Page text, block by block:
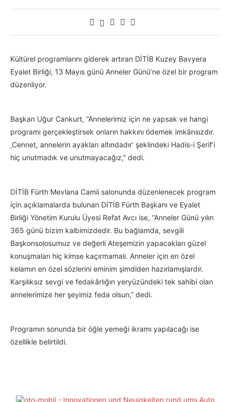
Kültürel programlarını giderek artıran DİTİB Kuzey Bavyera
Eyalet Birliği, 13 Mayıs günü Anneler Günü’ne özel bir program
düzenliyor.
Başkan Uğur Cankurt, “Annelerimiz için ne yapsak ve hangi
programı gerçekleştirsek onların hakkını ödemek imkânsızdır.
‚Cennet, annelerin ayakları altındadır‘ şeklindeki Hadis-i Şerif’i
hiç unutmadık ve unutmayacağız,” dedi.
DİTİB Fürth Mevlana Camii salonunda düzenlenecek program
için açıklamalarda bulunan DİTİB Fürth Başkanı ve Eyalet
Birliği Yönetim Kurulu Üyesi Refat Avcı ise, “Anneler Günü yılın
365 günü bizim kalbimizdedir. Bu bağlamda, sevgili
Başkonsolosumuz ve değerli Ateşemizin yapacakları güzel
konuşmaları hiç kimse kaçırmamalı. Anneler için en özel
kelamın en özel sözlerini eminim şimdiden hazırlamışlardır.
Karşılıksız sevgi ve fedakârlığın yeryüzündeki tek sahibi olan
annelerimize her şeyimiz feda olsun,” dedi.
Programın sonunda bir öğle yemeği ikramı yapılacağı ise
özellikle belirtildi.